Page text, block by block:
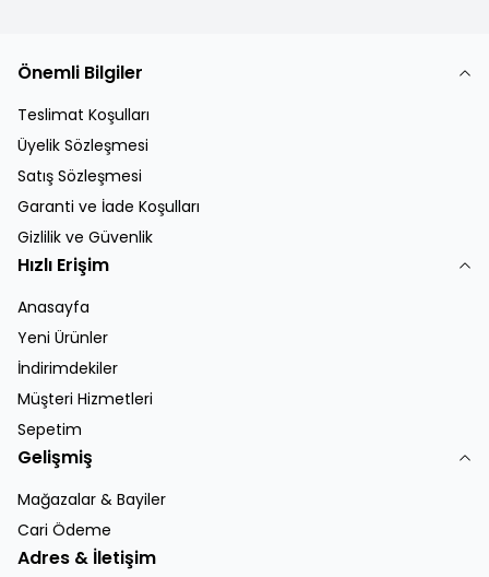
Önemli Bilgiler
Teslimat Koşulları
Üyelik Sözleşmesi
Satış Sözleşmesi
Garanti ve İade Koşulları
Gizlilik ve Güvenlik
Hızlı Erişim
Anasayfa
Yeni Ürünler
İndirimdekiler
Müşteri Hizmetleri
Sepetim
Gelişmiş
Mağazalar & Bayiler
Cari Ödeme
Adres & İletişim